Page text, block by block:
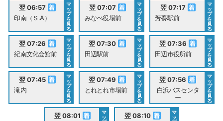
翌 06:57
印南（Ｓ.A）
マ
ッ
プ
を
見
る
翌 07:07
みなべ役場前
マ
ッ
プ
を
見
る
翌 07:17
芳養駅前
マ
ッ
プ
を
見
る
翌 07:26
紀南文化会館前
マ
ッ
プ
を
見
る
翌 07:30
田辺駅前
マ
ッ
プ
を
見
る
翌 07:36
田辺市役所前
マ
ッ
プ
を
見
る
翌 07:45
滝内
マ
ッ
プ
を
見
る
翌 07:49
とれとれ市場前
マ
ッ
プ
を
見
る
翌 07:56
白浜バスセンタ
ー
マ
ッ
プ
を
見
る
翌 08:01
マ
ッ
翌 08:10
マ
ッ